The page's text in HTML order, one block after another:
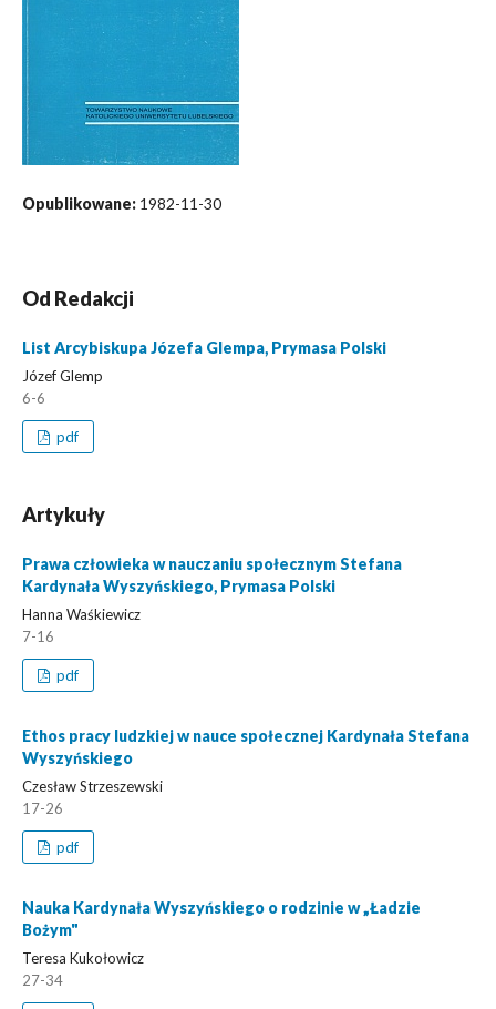
Opublikowane: 1982-11-30
Od Redakcji
List Arcybiskupa Józefa Glempa, Prymasa Polski
Józef Glemp
6-6
pdf
Artykuły
Prawa człowieka w nauczaniu społecznym Stefana
Kardynała Wyszyńskiego, Prymasa Polski
Hanna Waśkiewicz
7-16
pdf
Ethos pracy ludzkiej w nauce społecznej Kardynała Stefana
Wyszyńskiego
Czesław Strzeszewski
17-26
pdf
Nauka Kardynała Wyszyńskiego o rodzinie w „Ładzie
Bożym"
Teresa Kukołowicz
27-34